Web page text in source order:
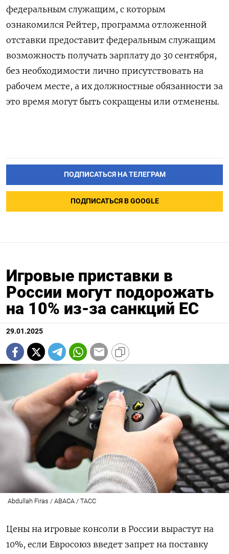
федеральным служащим, с которым
ознакомился Рейтер, программа отложенной
отставки предоставит федеральным служащим
возможность получать зарплату до 30 сентября,
без необходимости лично присутствовать на
рабочем месте, а их должностные обязанности за
это время могут быть сокращены или отменены.
ПОДПИСАТЬСЯ НА ТЕЛЕГРАМ
ПОДПИСАТЬСЯ В GOOGLE
Игровые приставки в
России могут подорожать
на 10% из-за санкций ЕС
29.01.2025
Abdullah Firas / ABACA / ТАСС
Цены на игровые консоли в России вырастут на
10%, если Евросоюз введет запрет на поставку